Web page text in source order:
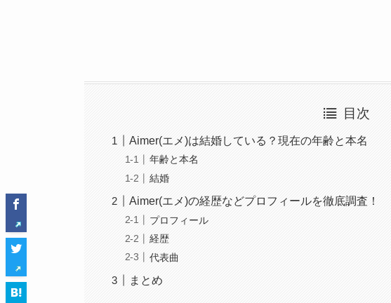
目次
Aimer(エメ)は結婚している？現在の年齢と本名
年齢と本名
結婚
Aimer(エメ)の経歴などプロフィールを徹底調査！
プロフィール
経歴
代表曲
まとめ